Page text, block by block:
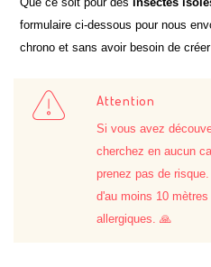
formulaire ci-dessous pour nous
chrono et sans avoir besoin de
Attention
Si vous avez
cherchez en aucun
prenez pas de
d'au moins 10
allergiques. 🙏